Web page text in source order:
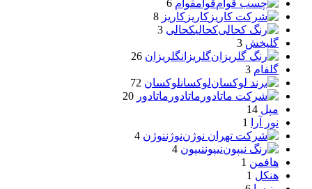
قوامقوام 6
کاریز کاریز 8
کحالیکحالی 3
گلپخش 3
گلریزانگلریزان 26
گلفام 3
لوکسانلوکسان 72
ماتادور ماتادور 20
مپل 14
نور آرا
1
نوژننوژن 4
نیپوننیپون 4
هافمن 1
هنکل 1